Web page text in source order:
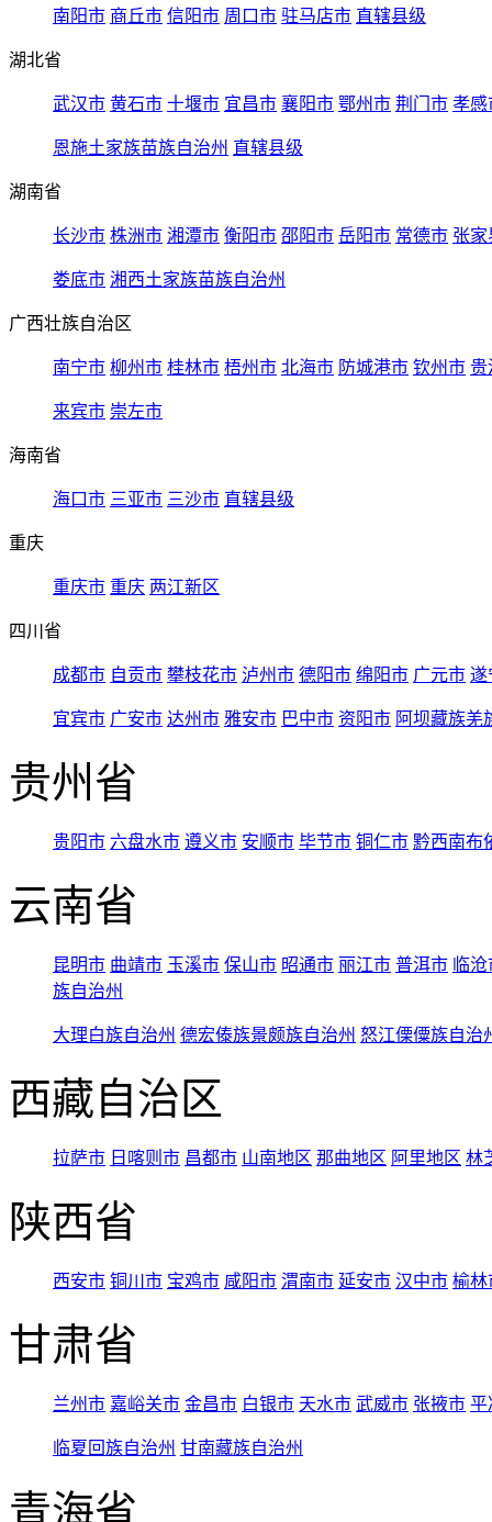
南阳市 商丘市 信阳市 周口市 驻马店市 直辖县级
湖北省
武汉市 黄石市 十堰市 宜昌市 襄阳市 鄂州市 荆门市 孝感
恩施土家族苗族自治州 直辖县级
湖南省
长沙市 株洲市 湘潭市 衡阳市 邵阳市 岳阳市 常德市 张家
娄底市 湘西土家族苗族自治州
广西壮族自治区
南宁市 柳州市 桂林市 梧州市 北海市 防城港市 钦州市 贵
来宾市 崇左市
海南省
海口市 三亚市 三沙市 直辖县级
重庆
重庆市 重庆 两江新区
四川省
成都市 自贡市 攀枝花市 泸州市 德阳市 绵阳市 广元市 遂
宜宾市 广安市 达州市 雅安市 巴中市 资阳市 阿坝藏族羌
贵州省
贵阳市 六盘水市 遵义市 安顺市 毕节市 铜仁市 黔西南布
云南省
昆明市 曲靖市 玉溪市 保山市 昭通市 丽江市 普洱市 临
族自治州
大理白族自治州 德宏傣族景颇族自治州 怒江傈僳族自治
西藏自治区
拉萨市 日喀则市 昌都市 山南地区 那曲地区 阿里地区 林
陕西省
西安市 铜川市 宝鸡市 咸阳市 渭南市 延安市 汉中市 榆林
甘肃省
兰州市 嘉峪关市 金昌市 白银市 天水市 武威市 张掖市 平
临夏回族自治州 甘南藏族自治州
青海省